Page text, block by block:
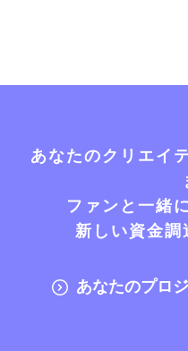
あなたのクリエイ
ファンと一緒
新しい資金
あなたのプロ